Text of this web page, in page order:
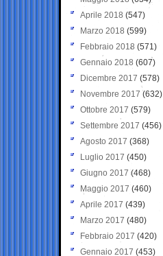
Aprile 2018 (547)
Marzo 2018 (599)
Febbraio 2018 (571)
Gennaio 2018 (607)
Dicembre 2017 (578)
Novembre 2017 (632)
Ottobre 2017 (579)
Settembre 2017 (456)
Agosto 2017 (368)
Luglio 2017 (450)
Giugno 2017 (468)
Maggio 2017 (460)
Aprile 2017 (439)
Marzo 2017 (480)
Febbraio 2017 (420)
Gennaio 2017 (453)